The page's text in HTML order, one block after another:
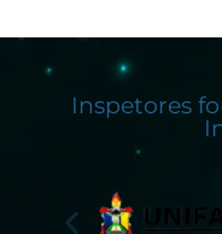
Inspetores